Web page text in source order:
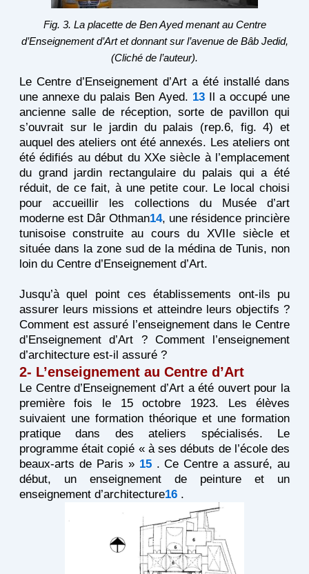
Fig. 3. La placette de Ben Ayed menant au Centre
d’Enseignement d’Art et donnant sur l’avenue de Bâb Jedid,
(Cliché de l’auteur).
Le Centre d’Enseignement d’Art a été installé dans
une annexe du palais Ben Ayed. 13
Il a occupé une
ancienne salle de réception, sorte de pavillon qui
s’ouvrait sur le jardin du palais (rep.6, fig. 4) et
auquel des ateliers ont été annexés. Les ateliers ont
été édifiés au début du XXe siècle à l’emplacement
du grand jardin rectangulaire du palais qui a été
réduit, de ce fait, à une petite cour. Le local choisi
pour accueillir les collections du Musée d’art
moderne est Dâr Othman14, une résidence princière
tunisoise construite au cours du XVIIe siècle et
située dans la zone sud de la médina de Tunis, non
loin du Centre d’Enseignement d’Art.
Jusqu’à quel point ces établissements ont-ils pu
assurer leurs missions et atteindre leurs objectifs ?
Comment est assuré l’enseignement dans le Centre
d’Enseignement d’Art ? Comment l’enseignement
d’architecture est-il assuré ?
2- L’enseignement au Centre d’Art
Le Centre d’Enseignement d’Art a été ouvert pour la
première fois le 15 octobre 1923. Les élèves
suivaient une formation théorique et une formation
pratique dans des ateliers spécialisés. Le
programme était copié « à ses débuts de l’école des
beaux-arts de Paris »15. Ce Centre a assuré, au
début, un enseignement de peinture et un
enseignement d’architecture16.